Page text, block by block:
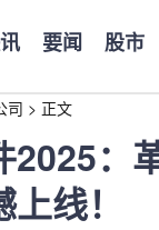
要闻 股市
司 > 正文
2025
线！